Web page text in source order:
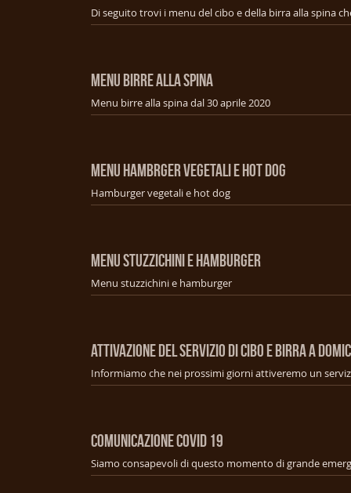
MENU BIRRE ALLA SPINA
Menu birre alla spina dal 30 aprile 2020
MENU HAMBRGER VEGETALI E HOT DOG
Hamburger vegetali e hot dog
MENU STUZZICHINI E HAMBURGER
Menu stuzzichini e hamburger
ATTIVAZIONE DEL SERVIZIO DI CIBO E BIRRA A
COMUNICAZIONE COVID 19